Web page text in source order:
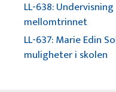
LL-638:
mellomtrinnet
LL-637: Marie Edin
muligheter i skolen